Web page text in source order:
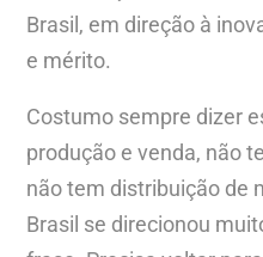
Brasil, em direção à
e mérito.
Costumo sempre dizer
produção e venda, não
não tem distribuição de
Brasil se direcionou